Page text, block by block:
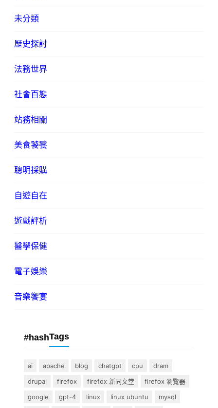
未分類
歷史探討
法務世界
社會百態
站務相關
美食饕餮
聰明採購
自遊自在
遊戲評析
醫學保健
電子娛樂
音樂饗宴
#hashTags
ai apache blog chatgpt cpu
dram
drupal
firefox firefox 新同文堂
firefox 瀏覽器
google
gpt-4 linux linux ubuntu
mysql